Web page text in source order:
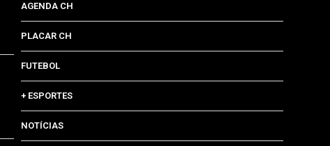
AGENDA CH
PLACAR CH
FUTEBOL
+ ESPORTES
NOTÍCIAS